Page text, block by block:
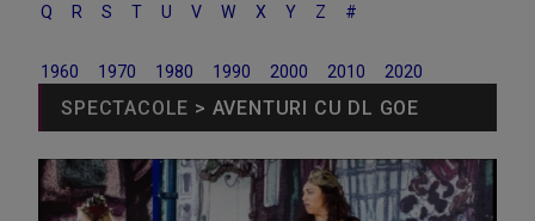
Q
R S T U V W X Y Z #
1960 1970 1980 1990 2000 2010 2020
SPECTACOLE > AVENTURI CU DL GOE